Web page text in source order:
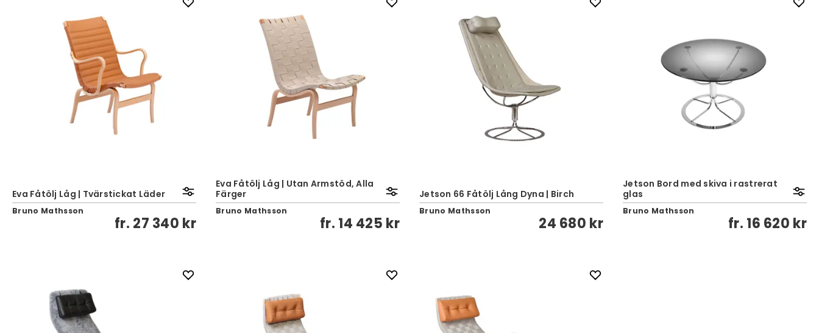
Eva Fåtölj Låg | Tvärstickat Läder
Bruno Mathsson
fr. 27 340 kr
Eva Fåtölj Låg | Utan Armstöd, Alla
Färger
Bruno Mathsson
fr. 14 425 kr
Jetson 66 Fåtölj Lång Dyna | Birch
Bruno Mathsson
24 680 kr
Jetson Bord med skiva i rastrerat
glas
Bruno Mathsson
fr. 16 620 kr